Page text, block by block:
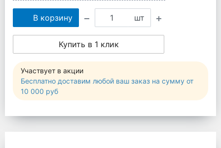
В корзину шт
Купить в 1 клик
Участвует в акции
Бесплатно доставим любой ваш заказ на сумму от
10 000 руб